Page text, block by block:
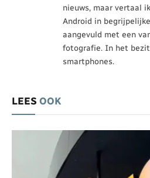
nieuws, maar vertaal
Android in
aangevuld met een
fotografie. In het
smartphones.
LEES OOK